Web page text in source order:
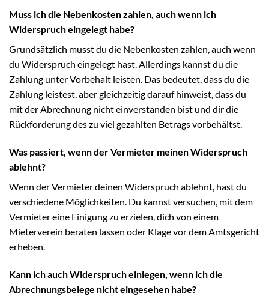
Muss ich die Nebenkosten zahlen, auch wenn ich
Widerspruch eingelegt habe?
Grundsätzlich musst du die Nebenkosten zahlen, auch wenn
du Widerspruch eingelegt hast. Allerdings kannst du die
Zahlung unter Vorbehalt leisten. Das bedeutet, dass du die
Zahlung leistest, aber gleichzeitig darauf hinweist, dass du
mit der Abrechnung nicht einverstanden bist und dir die
Rückforderung des zu viel gezahlten Betrags vorbehältst.
Was passiert, wenn der Vermieter meinen Widerspruch
ablehnt?
Wenn der Vermieter deinen Widerspruch ablehnt, hast du
verschiedene Möglichkeiten. Du kannst versuchen, mit dem
Vermieter eine Einigung zu erzielen, dich von einem
Mieterverein beraten lassen oder Klage vor dem Amtsgericht
erheben.
Kann ich auch Widerspruch einlegen, wenn ich die
Abrechnungsbelege nicht eingesehen habe?